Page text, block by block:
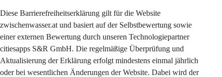
Diese Barrierefreiheitserklärung gilt für die Website
zwischenwasser.at und basiert auf der Selbstbewertung sowie
einer externen Bewertung durch unseren Technologiepartner
citiesapps S&R GmbH. Die regelmäßige Überprüfung und
Aktualisierung der Erklärung erfolgt mindestens einmal jährlich
oder bei wesentlichen Änderungen der Website. Dabei wird der